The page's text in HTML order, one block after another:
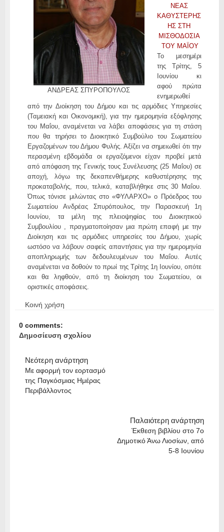
ANΔΡΕΑΣ ΣΠΥΡΟΠΟΥΛΟΣ
ΝΕΑΣ
ΚΑΘΥΣΤΕΡΗΣ
ΗΣ ΣΤΗ
ΜΙΣΘΟΔΟΣΙΑ
ΤΟΥ ΜΑΪΟΥ
Το μεσημέρι
της Τρίτης, 5
Ιουνίου κι
αφού πρώτα
ενημερωθεί
από την Διοίκηση του Δήμου και τις αρμόδιες Υπηρεσίες
(Ταμειακή και Οικονομική), για την ημερομηνία εξόφλησης
του Μαΐου, αναμένεται να λάβει αποφάσεις για τη στάση
που θα τηρήσει το Διοικητικό Συμβούλιο του Σωματείου
Εργαζομένων του Δήμου Φυλής. Αξίζει να σημειωθεί ότι την
περασμένη εβδομάδα οι εργαζόμενοι είχαν προβεί μετά
από απόφαση της Γενικής τους Συνέλευσης (25 Μαΐου) σε
αποχή, λόγω της δεκαπενθήμερης καθυστέρησης της
προκαταβολής, που, τελικά, καταβλήθηκε στις 30 Μαΐου.
Όπως τόνισε μιλώντας στο «ΦΥΛΑΡΧΟ» ο Πρόεδρος του
Σωματείου Ανδρέας Σπυρόπουλος, την Παρασκευή 1η
Ιουνίου, τα μέλη της πλειοψηφίας του Διοικητικού
Συμβουλίου , πραγματοποίησαν μια πρώτη επαφή με την
Διοίκηση και τις αρμόδιες υπηρεσίες του Δήμου, χωρίς
ωστόσο να λάβουν σαφείς απαντήσεις για την ημερομηνία
αποπληρωμής των δεδουλευμένων του Μαΐου. Αυτές
αναμένεται να δοθούν το πρωί της Τρίτης 1η Ιουνίου, οπότε
και θα ληφθούν, από τη διοίκηση του Σωματείου, οι
οριστικές αποφάσεις.
Κοινή χρήση
0 comments:
Δημοσίευση σχολίου
Νεότερη ανάρτηση
Με αφορμή τον εορτασμό
της Παγκόσμιας Ημέρας
Περιβάλλοντος
Παλαιότερη ανάρτηση
Έκθεση βιβλίου στο 7ο
Δημοτικό Άνω Λιοσίων, από
5-8 Ιουνίου